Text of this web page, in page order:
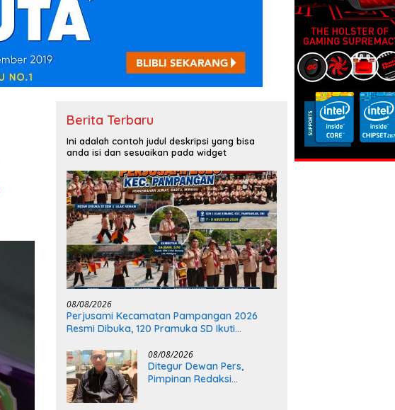
Berita Terbaru
Ini adalah contoh judul deskripsi yang bisa
anda isi dan sesuaikan pada widget
08/08/2026
Perjusami Kecamatan Pampangan 2026
Resmi Dibuka, 120 Pramuka SD Ikuti
08/08/2026
Ditegur Dewan Pers,
Pimpinan Redaksi